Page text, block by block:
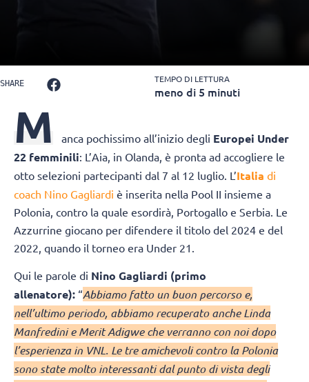
SHARE TEMPO DI LETTURA
meno di 5 minuti
M anca pochissimo all’inizio degli Europei Under
22 femminili: L’Aia, in Olanda, è pronta ad accogliere le
otto selezioni partecipanti dal 7 al 12 luglio. L’Italia di
coach Nino Gagliardi è inserita nella Pool II insieme a
Polonia, contro la quale esordirà, Portogallo e Serbia. Le
Azzurrine giocano per difendere il titolo del 2024 e del
2022, quando il torneo era Under 21.
Qui le parole di Nino Gagliardi (primo
allenatore): “Abbiamo fatto un buon percorso e,
nell’ultimo periodo, abbiamo recuperato anche Linda
Manfredini e Merit Adigwe che verranno con noi dopo
l’esperienza in VNL. Le tre amichevoli contro la Polonia
sono state molto interessanti dal punto di vista degli